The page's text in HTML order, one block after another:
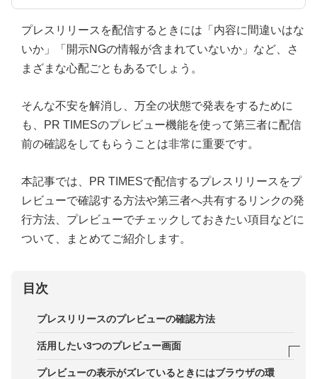
プレスリリースを配信するときには「内容に間違いはな
いか」「開示NGの情報が含まれていないか」など、さ
まざまな心配ごともあるでしょう。
そんな不安を解消し、万全の状態で発表をするために
も、PR TIMESのプレビュー機能を使って第三者に配信
前の確認をしてもらうことは非常に重要です。
本記事では、PR TIMESで配信するプレスリリースをプ
レビューで確認する方法や第三者へ共有するリンクの発
行方法、プレビューでチェックしておきたい項目などに
ついて、まとめてご紹介します。
目次
プレスリリースのプレビューの確認方法
活用したい3つのプレビュー画面
1．SNSのプレビューを確認する
プレビューの表示がズレているときにはブラウザの環